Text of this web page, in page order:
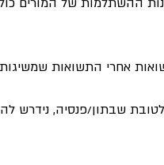
אחרי התשואות
שבתון/פנסיה, נידרש